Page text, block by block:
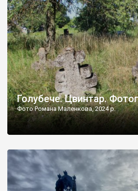
бруньками, кози ті бруньки
делікатес. На цвинтарі у Голубечому
різноманітних форм хрестів. Село
Голубече. Цвинтар.
Фото Романа Маленкова, 2024 р.